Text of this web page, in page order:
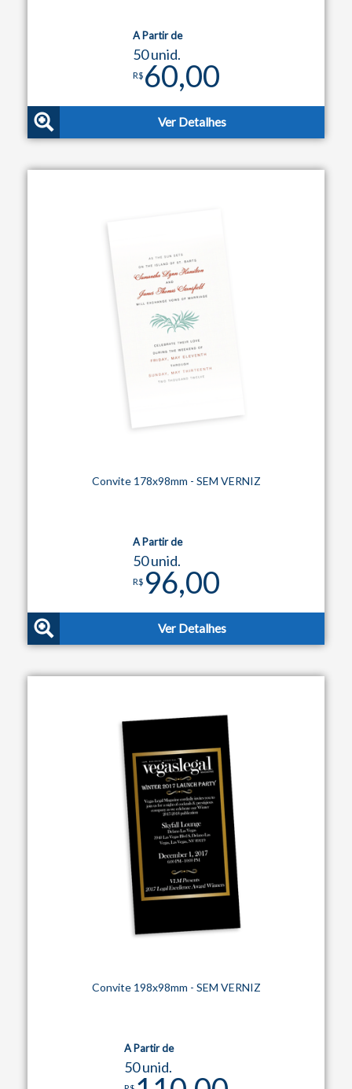
A Partir de
50 unid.
R$ 60,00
Ver Detalhes
Convite 178x98mm - SEM VERNIZ
A Partir de
50 unid.
R$ 96,00
Ver Detalhes
Convite 198x98mm - SEM VERNIZ
A Partir de
50 unid.